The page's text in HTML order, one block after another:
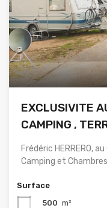
EXCLUSIVITE
CAMPING ,
Frédéric HERRERO,
Camping et
Surface
500 m²